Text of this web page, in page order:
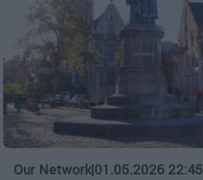
Our Network|01.05.2026 22:45